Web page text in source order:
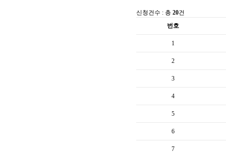
신청건수 : 총 20건
번호
1
2
3
4
5
6
7